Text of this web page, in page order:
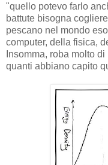
"quello potevo farlo
battute bisogna
pescano nel mondo
computer, della fisica,
Insomma, roba molto
quanti abbiano capito